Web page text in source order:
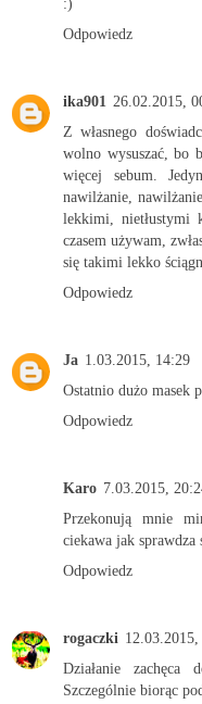
Odpowiedz
ika901 26.02.2015,
Z własnego
wolno wysuszać, bo
więcej sebum.
nawilżanie,
lekkimi, nietłustymi
czasem używam,
się takimi lekko
Odpowiedz
Ja 1.03.2015, 14:29
Ostatnio dużo masek
Odpowiedz
Karo 7.03.2015,
Przekonują mnie
ciekawa jak sprawdza
Odpowiedz
rogaczki
Działanie
Szczególnie biorąc